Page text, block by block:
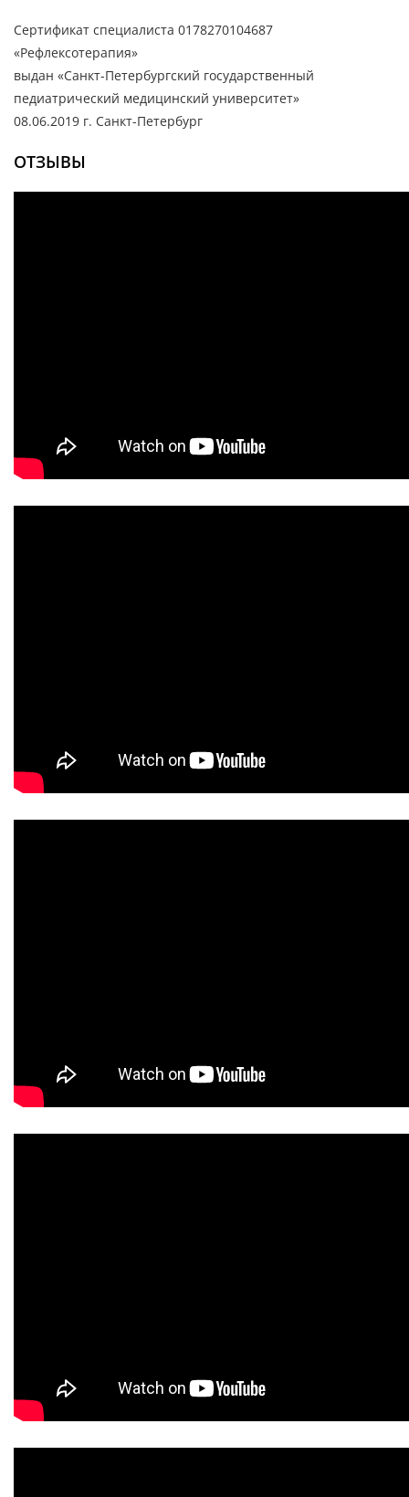
Сертификат специалиста 0178270104687
«Рефлексотерапия»
выдан «Санкт-Петербургский государственный
педиатрический медицинский университет»
08.06.2019 г. Санкт-Петербург
ОТЗЫВЫ